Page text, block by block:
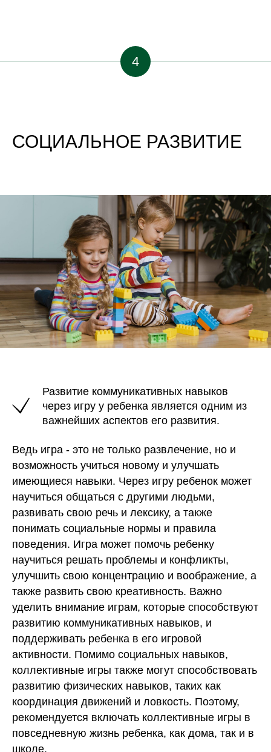
4
СОЦИАЛЬНОЕ РАЗВИТИЕ
Развитие коммуникативных навыков
через игру у ребенка является одним из
важнейших аспектов его развития.
Ведь игра - это не только развлечение, но и
возможность учиться новому и улучшать
имеющиеся навыки. Через игру ребенок может
научиться общаться с другими людьми,
развивать свою речь и лексику, а также
понимать социальные нормы и правила
поведения. Игра может помочь ребенку
научиться решать проблемы и конфликты,
улучшить свою концентрацию и воображение, а
также развить свою креативность. Важно
уделить внимание играм, которые способствуют
развитию коммуникативных навыков, и
поддерживать ребенка в его игровой
активности. Помимо социальных навыков,
коллективные игры также могут способствовать
развитию физических навыков, таких как
координация движений и ловкость. Поэтому,
рекомендуется включать коллективные игры в
повседневную жизнь ребенка, как дома, так и в
школе.